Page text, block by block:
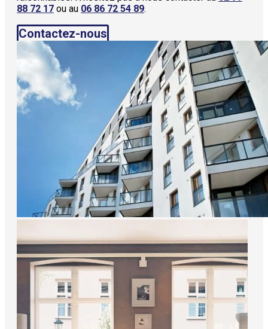
88 72 17 ou au 06 86 72 54 89.
Contactez-nous